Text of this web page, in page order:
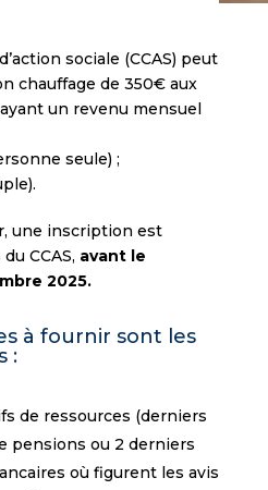
sociale (CCAS) peut
chauffage de 350€ aux
un revenu mensuel
seule) ;
une inscription est
CCAS, avant le
2025.
à fournir sont les
:
de ressources (derniers
pensions ou 2 derniers
où figurent les avis